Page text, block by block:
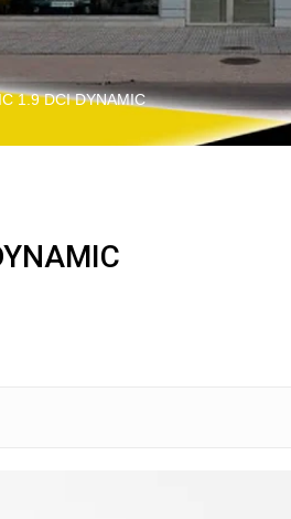
1.9 DCI DYNAMIC